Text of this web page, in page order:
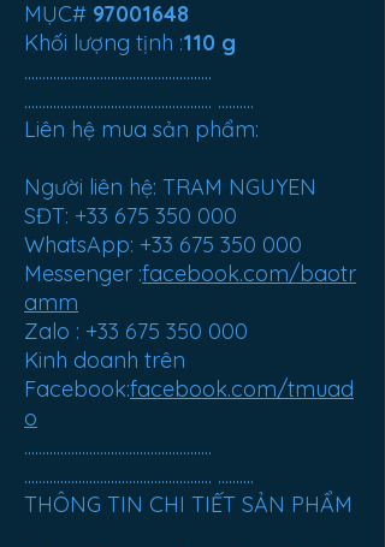
MỤC# 97001648
Khối lượng tịnh :110 g
....................................................
.................................................... ..........
Liên hệ mua sản phẩm:
Người liên hệ: TRAM NGUYEN
SĐT: +33 675 350 000
WhatsApp: +33 675 350 000
Messenger :facebook.com/baotr
amm
Zalo : +33 675 350 000
Kinh doanh trên
Facebook:facebook.com/tmuad
o
....................................................
.................................................... ..........
THÔNG TIN CHI TIẾT SẢN PHẨM